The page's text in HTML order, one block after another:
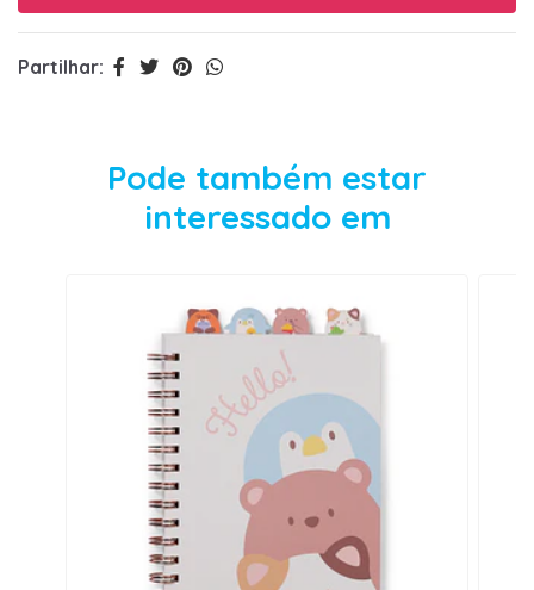
Partilhar:
Pode também estar
interessado em